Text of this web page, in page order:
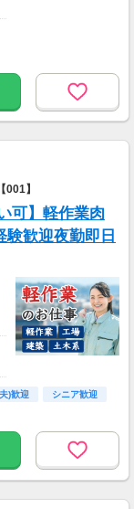
】
可】軽作業肉
験歓迎夜勤即日
)歓迎
シニア歓迎